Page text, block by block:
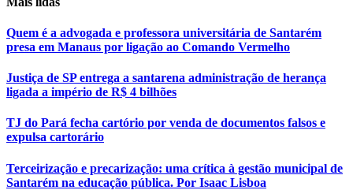
Quem é a advogada e professora universitária de Santarém
presa em Manaus por ligação ao Comando Vermelho
Justiça de SP entrega a santarena administração de herança
ligada a império de R$ 4 bilhões
TJ do Pará fecha cartório por venda de documentos falsos e
expulsa cartorário
Terceirização e precarização: uma crítica à gestão municipal de
Santarém na educação pública. Por Isaac Lisboa